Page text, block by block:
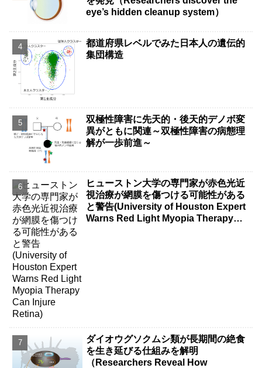
eye’s hidden cleanup system）
都道府県レベルでみた日本人の遺伝的
集団構造
双極性障害に先天的・後天的デノボ変
異がともに関連～双極性障害の病態理
解が一歩前進～
ヒューストン大学の専門家が赤色光近
視治療が網膜を傷つける可能性がある
と警告(University of Houston Expert
Warns Red Light Myopia Therapy
ダイオウグソクムシ類が長期間の絶食
を生き延びる仕組みを解明
（Researchers Reveal How